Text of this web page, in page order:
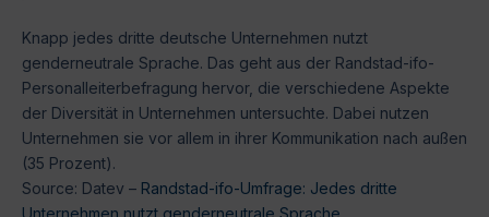
Knapp jedes dritte deutsche Unternehmen nutzt
genderneutrale Sprache. Das geht aus der Randstad-ifo-
Personalleiterbefragung hervor, die verschiedene Aspekte
der Diversität in Unternehmen untersuchte. Dabei nutzen
Unternehmen sie vor allem in ihrer Kommunikation nach außen
(35 Prozent).
Source: Datev – Randstad-ifo-Umfrage: Jedes dritte
Unternehmen nutzt genderneutrale Sprache